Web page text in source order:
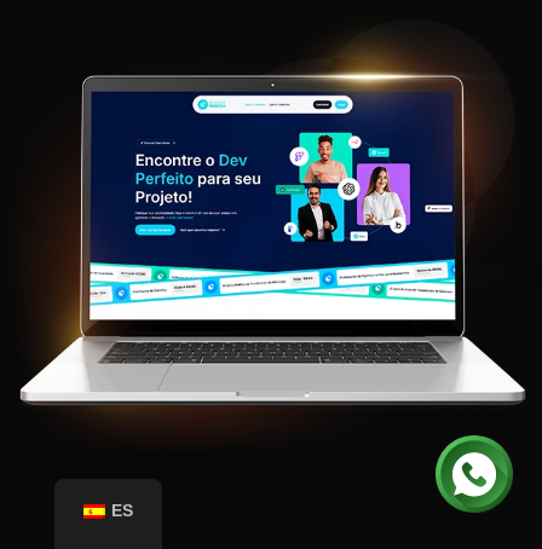
CENTRO DE
ES